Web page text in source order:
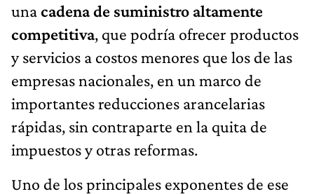
unacadena de suministro altamente
competitiva, que podría ofrecer productos
y servicios a costos menores que los de las
empresas nacionales, en un marco de
importantes reducciones arancelarias
rápidas, sin contraparte en la quita de
impuestos y otras reformas.
Uno de los principales exponentes de ese